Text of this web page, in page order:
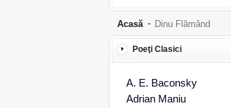
Acasă Dinu Flămând
Poeţi Clasici
A. E. Baconsky
Adrian Maniu